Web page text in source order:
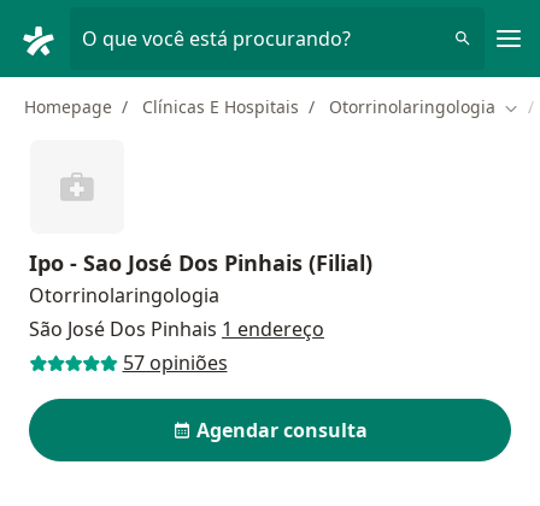
O que você está procurando?
Homepage Clínicas E Hospitais Otorrinolaringologia
Ipo - Sao José Dos Pinhais (Filial)
Otorrinolaringologia
São José Dos Pinhais 1 endereço
57 opiniões
Agendar consulta